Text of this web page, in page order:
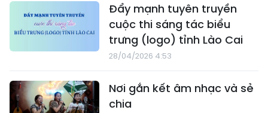
Đẩy mạnh tuyên truyền
cuộc thi sáng tác biểu
trưng (logo) tỉnh Lào Cai
28/04/2026 4:53
Nơi gắn kết âm nhạc và sẻ
chia